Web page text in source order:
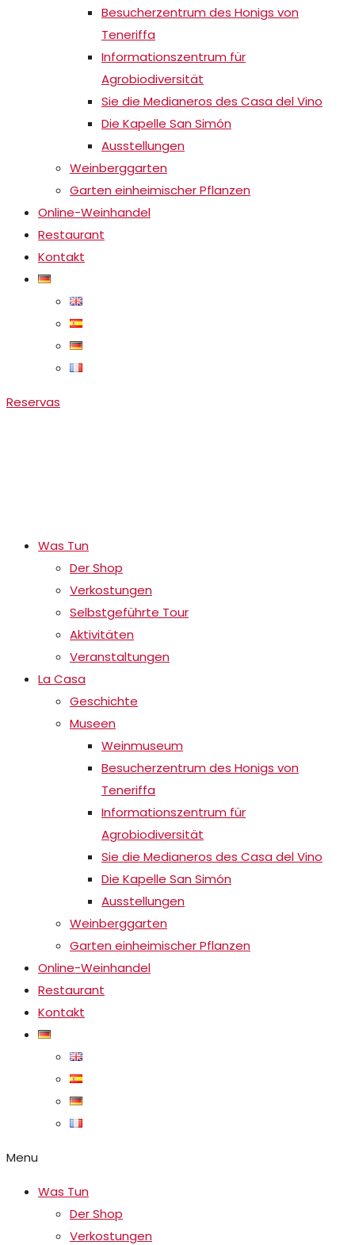
Besucherzentrum des Honigs von
Teneriffa
Informationszentrum für
Agrobiodiversität
Sie die Medianeros des Casa del Vino
Die Kapelle San Simón
Ausstellungen
Weinberggarten
Garten einheimischer Pflanzen
Online-Weinhandel
Restaurant
Kontakt
Reservas
Was Tun
Der Shop
Verkostungen
Selbstgeführte Tour
Aktivitäten
Veranstaltungen
La Casa
Geschichte
Museen
Weinmuseum
Besucherzentrum des Honigs von
Teneriffa
Informationszentrum für
Agrobiodiversität
Sie die Medianeros des Casa del Vino
Die Kapelle San Simón
Ausstellungen
Weinberggarten
Garten einheimischer Pflanzen
Online-Weinhandel
Restaurant
Kontakt
Menu
Was Tun
Der Shop
Verkostungen